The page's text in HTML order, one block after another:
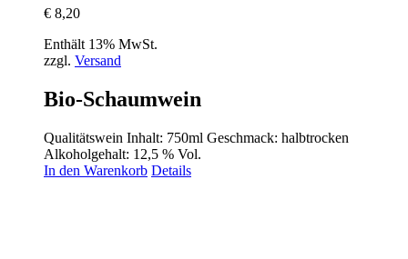
€ 8,20
Enthält 13% MwSt.
zzgl. Versand
Bio-Schaumwein
Qualitätswein Inhalt: 750ml Geschmack: halbtrocken
Alkoholgehalt: 12,5 % Vol.
In den Warenkorb Details